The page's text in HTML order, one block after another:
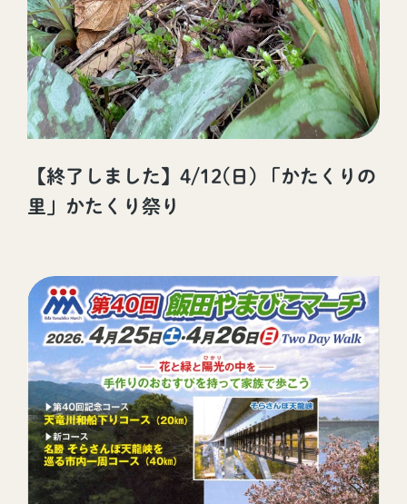
【終了しました】4/12(日) 「かたくりの
里」かたくり祭り